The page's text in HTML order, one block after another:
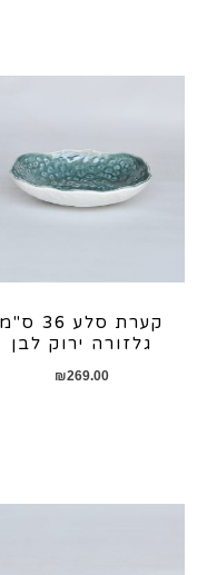
קערת סלע 36 ס"מ
גלזורה ירוק לבן
₪269.00